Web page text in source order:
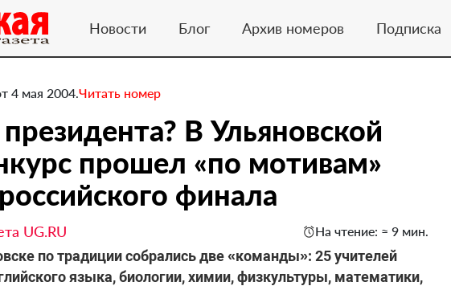
Новости Блог Архив номеров Подписка
4 мая 2004.Читать номер
В Ульяновской
прошел «по мотивам»
финала
UG.RU На чтение: ≈ 9 мин.
по традиции собрались две «команды»: 25 учителей
языка, биологии, химии, физкультуры, математики,